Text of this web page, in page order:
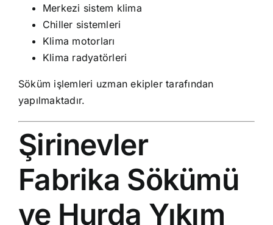
Merkezi sistem klima
Chiller sistemleri
Klima motorları
Klima radyatörleri
Söküm işlemleri uzman ekipler tarafından
yapılmaktadır.
Şirinevler
Fabrika Sökümü
ve Hurda Yıkım